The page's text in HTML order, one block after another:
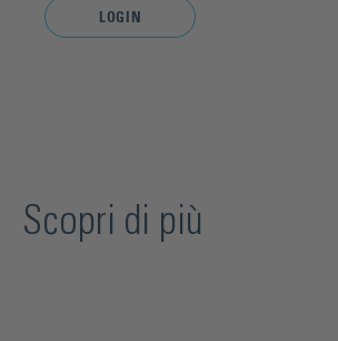
LOGIN
Scopri di più